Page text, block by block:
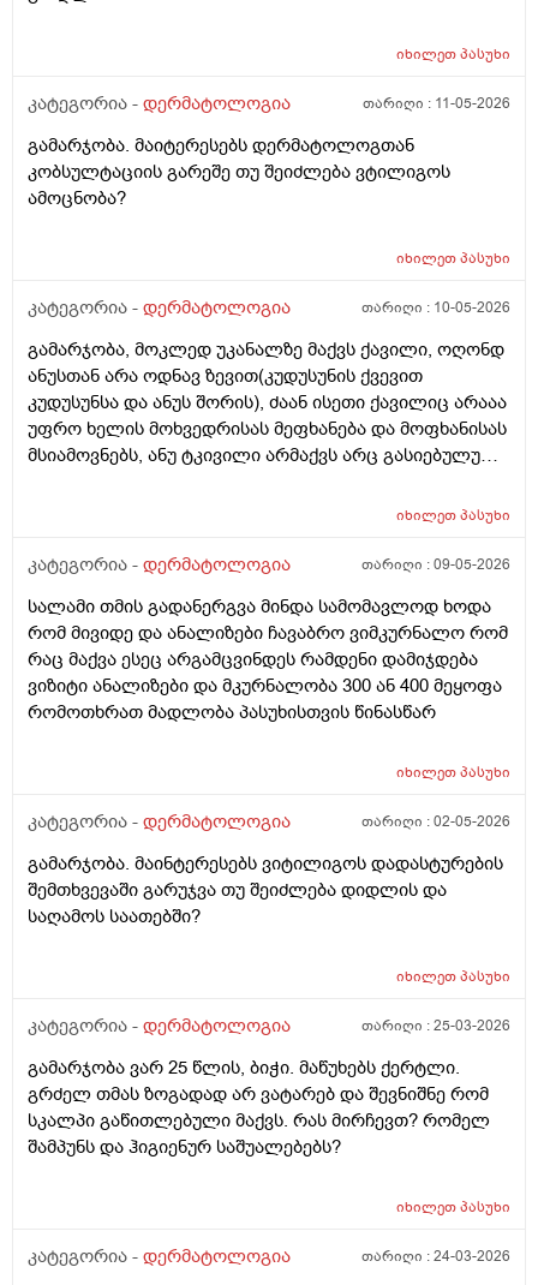
იხილეთპასუხი
კატეგორია - დერმატოლოგია თარიღი : 11-05-2026
გამარჯობა. მაიტერესებს დერმატოლოგთან
კობსულტაციის გარეშე თუ შეიძლება ვტილიგოს
ამოცნობა?
იხილეთპასუხი
კატეგორია - დერმატოლოგია თარიღი : 10-05-2026
გამარჯობა, მოკლედ უკანალზე მაქვს ქავილი, ოღონდ
ანუსთან არა ოდნავ ზევით(კუდუსუნის ქვევით
კუდუსუნსა და ანუს შორის), ძაან ისეთი ქავილიც არააა
უფრო ხელის მოხვედრისას მეფხანება და მოფხანისას
მსიამოვნებს, ანუ ტკივილი არმაქვს არც გასიებულუ
ოპერაცია ანუ ბეწვის ჩაბრუნება(ლაზერით) მაგის მერე
წყლით) ანუ არამგონია რომ გამიმეორდეს. ჭიები
გარშემო, ჰემოროიდიც მაქვს ოდნავ, სოკო შეიძლება
იყოს? ან კანის გაღიზიანება?
იხილეთპასუხი
კატეგორია - დერმატოლოგია თარიღი :09-05-2026
სალამი თმის გადანერგვა მინდა სამომავლოდ ხოდა
რომ მივიდე და ანალიზები ჩავაბრო ვიმკურნალო რომ
რაც მაქვა ესეც არგამცვინდეს რამდენი დამიჯდება
ვიზიტი ანალიზები და მკურნალობა 300 ან 400 მეყოფა
რომოთხრათ მადლობა პასუხისთვის წინასწარ
იხილეთპასუხი
კატეგორია - დერმატოლოგია თარიღი :02-05-2026
გამარჯობა. მაინტერესებს ვიტილიგოს დადასტურების
შემთხვევაში გარუჯვა თუ შეიძლება დიდლის და
საღამოს საათებში?
იხილეთპასუხი
კატეგორია - დერმატოლოგია თარიღი :25-03-2026
გამარჯობა ვარ 25 წლის, ბიჭი. მაწუხებს ქერტლი.
გრძელ თმას ზოგადად არ ვატარებ და შევნიშნე რომ
სკალპი გაწითლებული მაქვს. რას მირჩევთ? რომელ
შამპუნს და ჰიგიენურ საშუალებებს?
იხილეთპასუხი
კატეგორია - დერმატოლოგია თარიღი :24-03-2026